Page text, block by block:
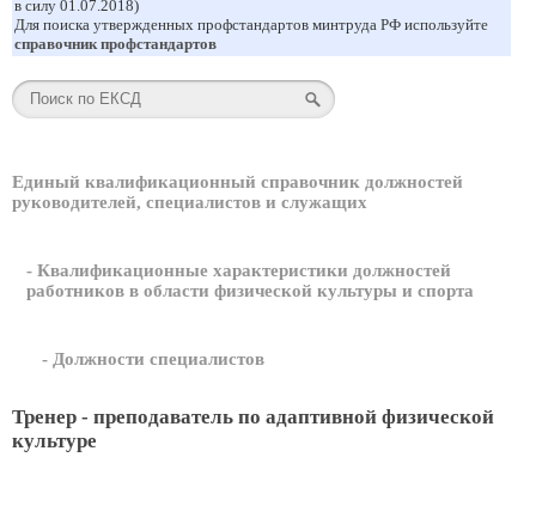
в силу 01.07.2018)
Для поиска утвержденных профстандартов минтруда РФ используйте
справочник профстандартов
Единый квалификационный справочник должностей
руководителей, специалистов и служащих
- Квалификационные характеристики должностей
работников в области физической культуры и спорта
- Должности специалистов
Тренер - преподаватель по адаптивной физической
культуре